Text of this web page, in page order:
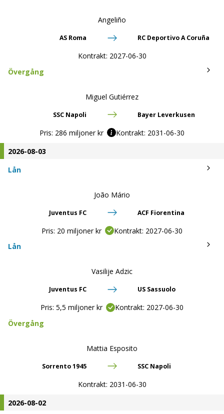
Angeliño
AS Roma RC Deportivo A Coruña
Kontrakt: 2027-06-30
Övergång
Miguel Gutiérrez
SSC Napoli Bayer Leverkusen
Pris: 286 miljoner kr Kontrakt: 2031-06-30
2026-08-03
Lån
João Mário
Juventus FC ACF Fiorentina
Pris: 20 miljoner kr Kontrakt: 2027-06-30
Lån
Vasilije Adzic
Juventus FC US Sassuolo
Pris: 5,5 miljoner kr Kontrakt: 2027-06-30
Övergång
Mattia Esposito
Sorrento 1945 SSC Napoli
Kontrakt: 2031-06-30
2026-08-02